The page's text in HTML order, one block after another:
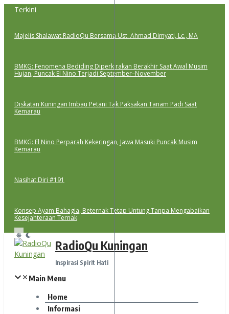
Lewati
Terkini
Majelis Shalawat RadioQu Bersama Ust. Ahmad Dimyati, Lc., MA
BMKG: Fenomena Bediding Diperkirakan Berakhir Saat Awal Musim
Hujan, Puncak El Nino Terjadi September–November
Diskatan Kuningan Imbau Petani Tak Paksakan Tanam Padi Saat
Kemarau
BMKG: El Nino Perparah Kekeringan, Jawa Masuki Puncak Musim
Kemarau
Nasihat Diri #191
Konsep Ayam Bahagia, Beternak Tetap Untung Tanpa Mengabaikan
Kesejahteraan Ternak
RadioQu Kuningan
Inspirasi Spirit Hati
Main Menu
Home
Informasi